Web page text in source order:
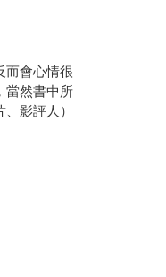
而會心情很
當然書中所
影評人）